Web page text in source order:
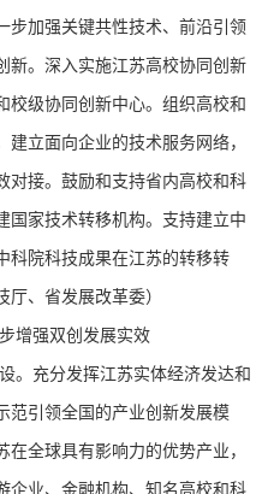
步加强关键共性技术、前沿引领
新。深入实施江苏高校协同创新
校级协同创新中心。组织高校和
立面向企业的技术服务网络，
对接。鼓励和支持省内高校和科
国家技术转移机构。支持建立中
科院科技成果在江苏的转移转
、省发展改革委）
增强双创发展实效
。充分发挥江苏实体经济发达和
范引领全国的产业创新发展模
全球具有影响力的优势产业，
企业、金融机构、知名高校和科